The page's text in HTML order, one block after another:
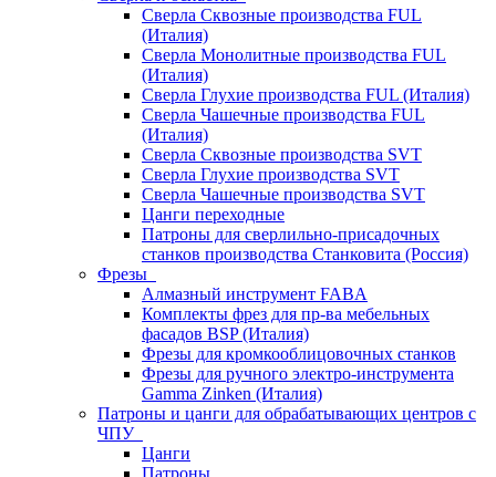
Сверла Сквозные производства FUL
(Италия)
Сверла Монолитные производства FUL
(Италия)
Сверла Глухие производства FUL (Италия)
Сверла Чашечные производства FUL
(Италия)
Сверла Сквозные производства SVT
Сверла Глухие производства SVT
Сверла Чашечные производства SVT
Цанги переходные
Патроны для сверлильно-присадочных
станков производства Станковита (Россия)
Фрезы
Алмазный инструмент FABA
Комплекты фрез для пр-ва мебельных
фасадов BSP (Италия)
Фрезы для кромкооблицовочных станков
Фрезы для ручного электро-инструмента
Gamma Zinken (Италия)
Патроны и цанги для обрабатывающих центров с
ЧПУ
Цанги
Патроны